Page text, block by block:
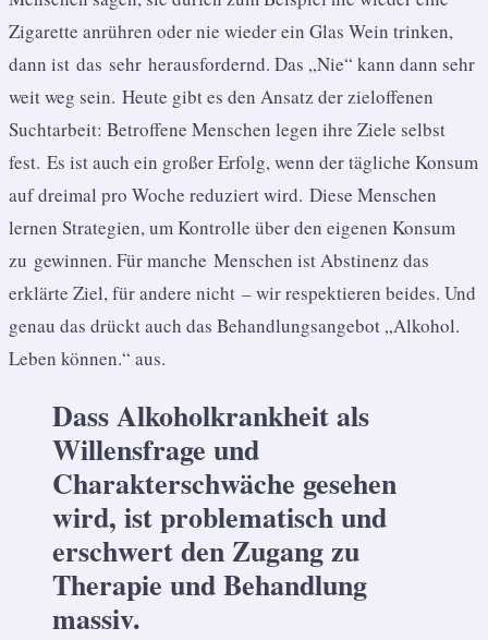
Zigarette anrühren oder nie wieder ein Glas Wein trinken,
dann ist das sehr herausfordernd. Das „Nie“ kann dann sehr
weit weg sein. Heute gibt es den Ansatz der zieloffenen
Suchtarbeit: Betroffene Menschen legen ihre Ziele selbst
fest. Es ist auch ein großer Erfolg, wenn der tägliche Konsum
auf dreimal pro Woche reduziert wird. Diese Menschen
lernen Strategien, um Kontrolle über den eigenen Konsum
zu gewinnen. Für manche Menschen ist Abstinenz das
erklärte Ziel, für andere nicht – wir respektieren beides. Und
genau das drückt auch das Behandlungsangebot „Alkohol.
Leben können.“ aus.
Dass Alkoholkrankheit als
Willensfrage und
Charakterschwäche gesehen
wird, ist problematisch und
erschwert den Zugang zu
Therapie und Behandlung
massiv.